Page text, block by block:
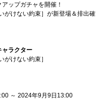
ップガチャを開催！
がけない約束］が新登場＆排出確
ラクター
がけない約束］
～ 2024年9月9日13:00